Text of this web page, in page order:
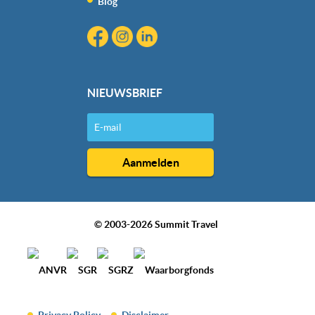
NIEUWSBRIEF
© 2003-2026 Summit Travel